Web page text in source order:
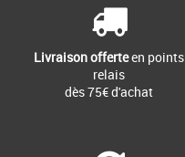
Livraison offerteen points
relais
dès 75€ d'achat